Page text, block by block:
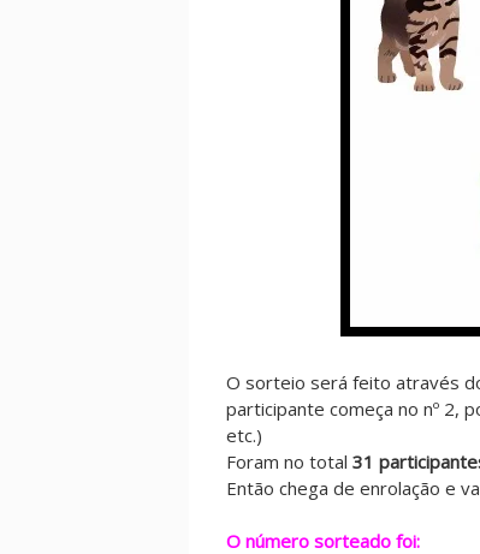
O sorteio será feito através
participante começa no nº 2,
etc.)
Foram no total 31
Então chega de enrolação e
O número sorteado foi: